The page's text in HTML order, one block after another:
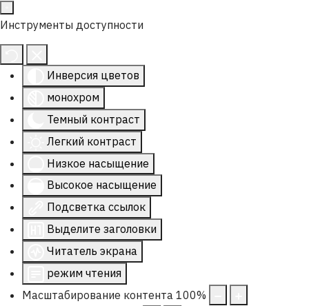
Инструменты доступности
Инверсия цветов
монохром
Темный контраст
Легкий контраст
Низкое насыщение
Высокое насыщение
Подсветка ссылок
Выделите заголовки
Читатель экрана
режим чтения
Масштабирование контента 100%